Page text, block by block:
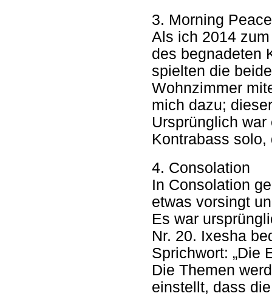
3. Morning Peace
Als ich 2014
des begnadeten
spielten die
Wohnzimmer
mich dazu;
Ursprünglich
Kontrabass
4. Consolation
In Consolation
etwas vorsingt
Es war
Nr. 20. Ixesha
Sprichwort: „Die
Die Themen
einstellt, dass